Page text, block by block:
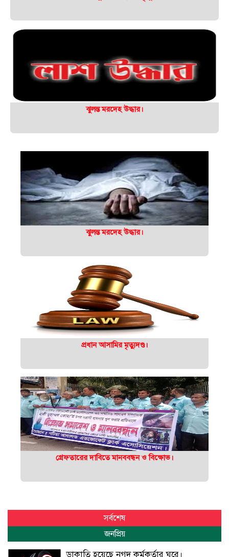
ঝুলন্ত মরদেহ উদ্ধার।
ঝুলন্ত মরদেহ উদ্ধার।
প্রধান আসামির মৃত্যুদণ্ড।
গ্রেফতারের দাবিতে মানববন্ধন ও বিক্ষোভ।
সর্বশেষ
জনপ্রিয়
ডাকাতি হয়েছে নগদ কর্মকর্তার ঘরে।